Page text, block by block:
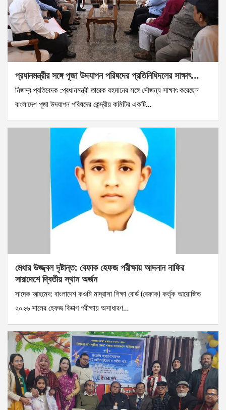
প্রধানমন্ত্রীর সঙ্গে পূজা উদযাপন পরিষদের প্রতিনিধিদলের সাক্ষাৎ…
নিজস্ব প্রতিবেদক :প্রধানমন্ত্রী তারেক রহমানের সঙ্গে সৌজন্য সাক্ষাৎ করেছেন
বাংলাদেশ পূজা উদযাপন পরিষদের কেন্দ্রীয় কমিটির একটি…
মেধার উজ্জ্বল দৃষ্টান্ত: বেফাক হেফজ পরীক্ষায় আদনান নাফির
সারাদেশে দ্বিতীয় স্থান অর্জন
সাদেক আহমেদ: বাংলাদেশ কওমি মাদ্রাসা শিক্ষা বোর্ড (বেফাক) কর্তৃক আয়োজিত
২০২৬ সালের হেফজ বিভাগ পরীক্ষায় অসাধারণ…